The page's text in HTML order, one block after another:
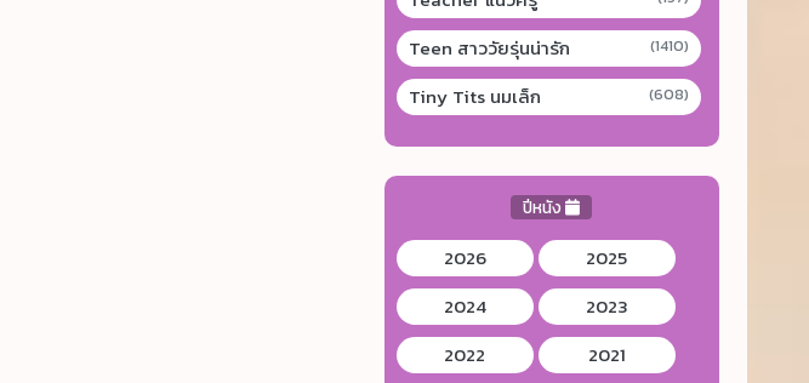
Teen สาววัยรุ่นน่ารัก (1410)
Tiny Tits นมเล็ก (608)
ปีหนัง
2026
2025
2024
2023
2022
2021